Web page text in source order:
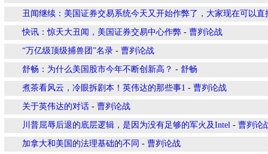
丑闻继续：美国证券交易系统今天又开始作弊了，大家现在可以直
快讯：惊天大丑闻，美国证券交易中心作弊 - 曹刿论战
“万亿级顶级捕兽团”名录 - 曹刿论战
舒畅：为什么美国股市今年不断创新高？ - 舒畅
煮茶看风云，冷眼拆剧本！英伟达的那些事1 - 曹刿论战
关于英伟达的对话 - 曹刿论战
川普屈辱后退的底层逻辑，是因为没有足够的军火及Intel - 曹刿论
加拿大和美国的法理基础的不同 - 曹刿论战